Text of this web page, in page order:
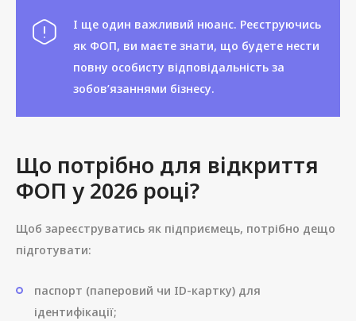
І ще один важливий нюанс. Реєструючись
як ФОП, ви маєте знати, що будете нести
повну особисту відповідальність за
зобов’язаннями бізнесу.
Що потрібно для відкриття
ФОП у 2026 році?
Щоб зареєструватись як підприємець, потрібно дещо
підготувати:
паспорт (паперовий чи ID-картку) для
ідентифікації;